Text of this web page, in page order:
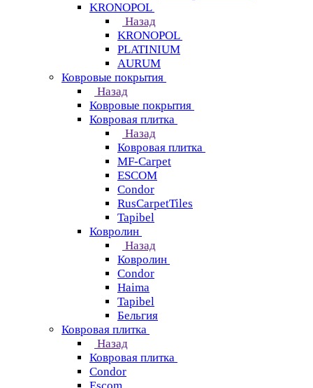
KRONOPOL
Назад
KRONOPOL
PLATINIUM
AURUM
Ковровые покрытия
Назад
Ковровые покрытия
Ковровая плитка
Назад
Ковровая плитка
MF-Carpet
ESCOM
Condor
RusCarpetTiles
Tapibel
Ковролин
Назад
Ковролин
Condor
Haima
Tapibel
Бельгия
Ковровая плитка
Назад
Ковровая плитка
Condor